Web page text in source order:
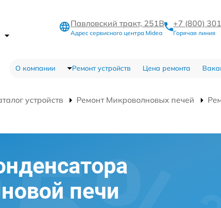
Павловский тракт, 251В
Адрес сервисного центра Midea
+7 (800)
Горячая линия
О компании Ремонт устройств Цена ремонта
устройств Ремонт Микроволновых печей
печи